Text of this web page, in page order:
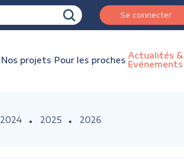
Se connecter
Nos projets Pour les proches Actualités &
Evénements
2024 2025 2026